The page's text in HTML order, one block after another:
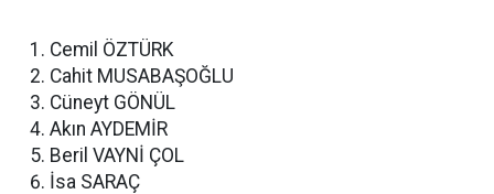
Cemil ÖZTÜRK
Cahit MUSABAŞOĞLU
Cüneyt GÖNÜL
Akın AYDEMİR
Beril VAYNİ ÇOL
İsa SARAÇ